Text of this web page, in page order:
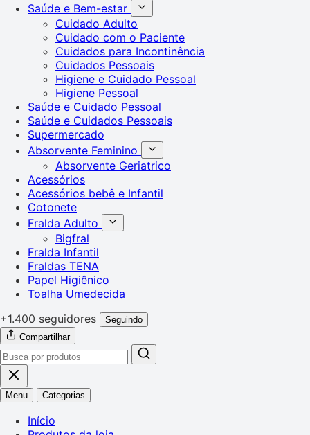
Saúde e Bem-estar
Cuidado Adulto
Cuidado com o Paciente
Cuidados para Incontinência
Cuidados Pessoais
Higiene e Cuidado Pessoal
Higiene Pessoal
Saúde e Cuidado Pessoal
Saúde e Cuidados Pessoais
Supermercado
Absorvente Feminino
Absorvente Geriatrico
Acessórios
Acessórios bebê e Infantil
Cotonete
Fralda Adulto
Bigfral
Fralda Infantil
Fraldas TENA
Papel Higiênico
Toalha Umedecida
+1.400 seguidores
Seguindo
Compartilhar
Menu Categorias
Início